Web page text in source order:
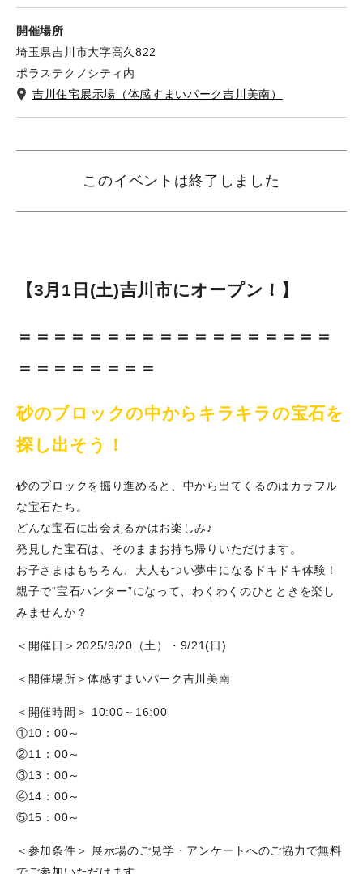
開催場所
埼玉県吉川市大字高久822
ポラステクノシティ内
吉川住宅展示場（体感すまいパーク吉川美南）
このイベントは終了しました
【3月1日(土)吉川市にオープン！】
＝＝＝＝＝＝＝＝＝＝＝＝＝＝＝＝＝＝
＝＝＝＝＝＝＝＝
砂のブロックの中からキラキラの宝石を
探し出そう！
砂のブロックを掘り進めると、中から出てくるのはカラフル
な宝石たち。
どんな宝石に出会えるかはお楽しみ♪
発見した宝石は、そのままお持ち帰りいただけます。
お子さまはもちろん、大人もつい夢中になるドキドキ体験！
親子で“宝石ハンター”になって、わくわくのひとときを楽し
みませんか？
＜開催日＞2025/9/20（土）・9/21(日)
＜開催場所＞体感すまいパーク吉川美南
＜開催時間＞ 10:00～16:00
①10：00～
②11：00～
③13：00～
④14：00～
⑤15：00～
＜参加条件＞ 展示場のご見学・アンケートへのご協力で無料
でご参加いただけます。